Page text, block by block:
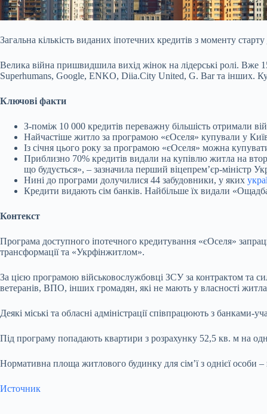
Загальна кількість виданих іпотечних кредитів з моменту
Велика війна пришвидшила вихід жінок на лідерські ролі. Вже
Superhumans, Google, ENKO, Diia.City United, G. Bar та інших.
Ключові факти
З-поміж 10 000 кредитів переважну більшість отримали
Найчастіше житло за програмою «єОселя» купували у
Із січня цього року за програмою «єОселя» можна
Приблизно 70% кредитів видали на купівлю житла на
що будується», – зазначила перший віцепрем’єр-міністр
Нині до програми долучилися 44 забудовники, у яких
Кредити видають сім банків. Найбільше їх видали
Контекст
Програма доступного іпотечного кредитування «єОселя»
трансформації та «Укрфінжитлом».
За цією програмою військовослужбовці ЗСУ за контрактом та
ветеранів, ВПО, інших громадян, які не мають у власності
Деякі міські та обласні адміністрації співпрацюють з
Під програму попадають квартири з розрахунку 52,5 кв. м на
Нормативна площа житлового будинку для сім’ї з однієї особи
Источник